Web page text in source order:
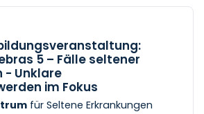
[...] 16:00 Begrüßung Prof.
16:05 Das Netzwerk NRW-ZSE und
Sören Mendelin,
Erkrankungen Köln 16:10 Psyche
Zentrum
17:10 Lange Wege zur Diagnose –
Ungewissheit zur Belastung wird
5 – Fälle seltener
- Unklare
im Fokus
für Seltene Erkrankungen